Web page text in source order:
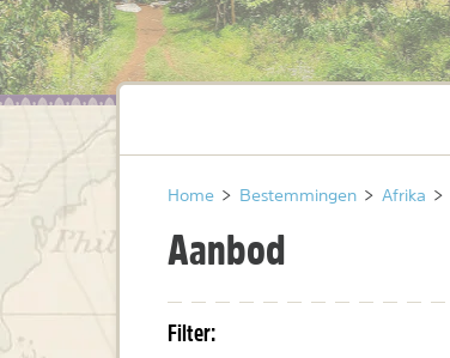
Home > Bestemmingen > Afrika >
Aanbod
Filter: